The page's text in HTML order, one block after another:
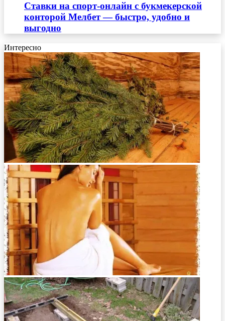
Ставки на спорт-онлайн с букмекерской
конторой Мелбет — быстро, удобно и
выгодно
Интересно